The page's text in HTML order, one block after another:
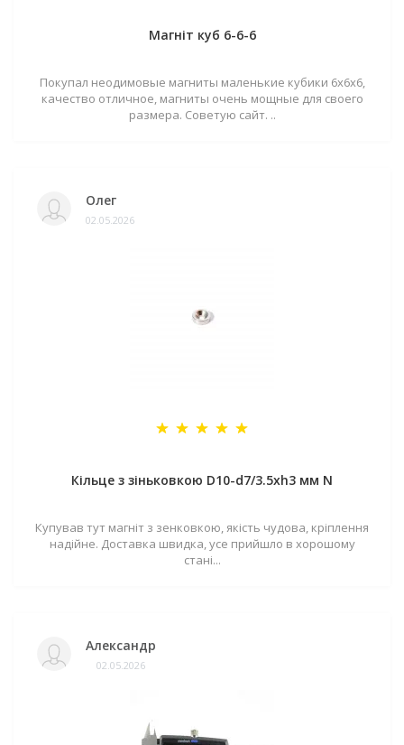
Магніт куб 6-6-6
Покупал неодимовые магниты маленькие кубики 6х6х6,
качество отличное, магниты очень мощные для своего
размера. Советую сайт. ..
Олег
02.05.2026
Кільце з зіньковкою D10-d7/3.5хh3 мм N
Купував тут магніт з зенковкою, якість чудова, кріплення
надійне. Доставка швидка, усе прийшло в хорошому
стані...
Александр
02.05.2026